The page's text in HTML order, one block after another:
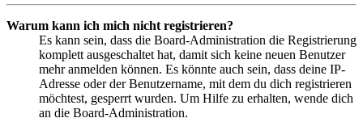
Warum kann ich mich nicht registrieren?
Es kann sein, dass die Board-Administration die Registrierung
komplett ausgeschaltet hat, damit sich keine neuen Benutzer
mehr anmelden können. Es könnte auch sein, dass deine IP-
Adresse oder der Benutzername, mit dem du dich registrieren
möchtest, gesperrt wurden. Um Hilfe zu erhalten, wende dich
an die Board-Administration.